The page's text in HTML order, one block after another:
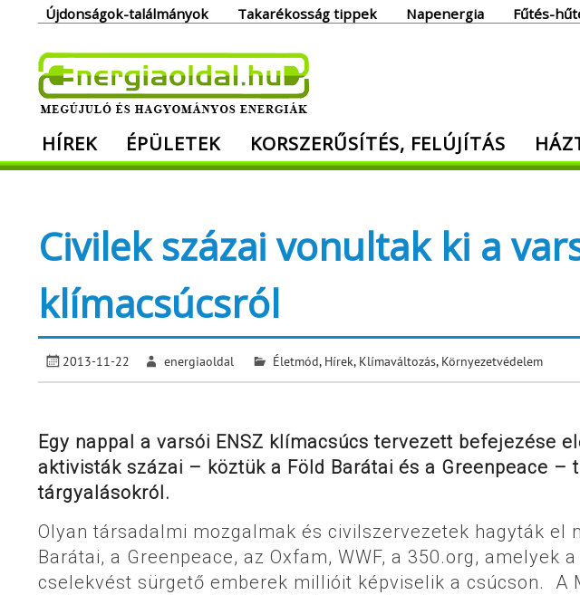
Újdonságok-találmányok Takarékosság tippek Napenergia Fűtés-
Megújuló és hagyományos energiák. Minden, ami energia!
HÍREK ÉPÜLETEK KORSZERŰSÍTÉS, FELÚJÍTÁS
Civilek százai vonultak ki a
klímacsúcsról
2013-11-22 energiaoldal Életmód, Hírek, Klímaváltozás, Környezetvédelem
Egy nappal a varsói ENSZ klímacsúcs tervezett befejezése
aktivisták százai – köztük a Föld Barátai és a Greenpeace –
tárgyalásokról.
Olyan társadalmi mozgalmak és civilszervezetek hagyták el
Barátai, a Greenpeace, az Oxfam, WWF, a 350.org, amelyek
cselekvést sürgető emberek millióit képviselik a csúcson. A